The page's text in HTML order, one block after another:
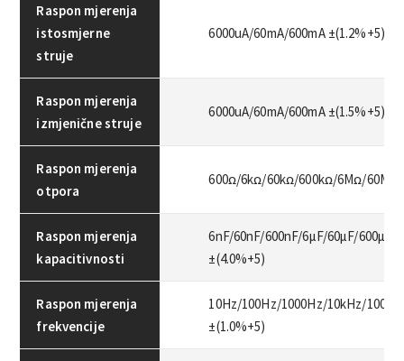
Raspon mjerenja
istosmjerne
struje
6000uA/60mA/600mA ±(1.2%+5)
Raspon mjerenja
izmjenične struje
6000uA/60mA/600mA ±(1.5%+5)
Raspon mjerenja
otpora
600ꭥ/6kꭥ/60kꭥ/600kꭥ/6Mꭥ/60Mꭥ,
Raspon mjerenja
kapacitivnosti
6nF/60nF/600nF/6μF/60μF/600μF/
±(4.0%+5)
Raspon mjerenja
frekvencije
10Hz/100Hz/1000Hz/10kHz/
±(1.0%+5)